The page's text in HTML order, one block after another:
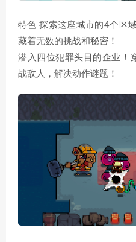
特色 探索这座城市的4个区
藏着无数的挑战和秘密！
潜入四位犯罪头目的企业！
战敌人，解决动作谜题！